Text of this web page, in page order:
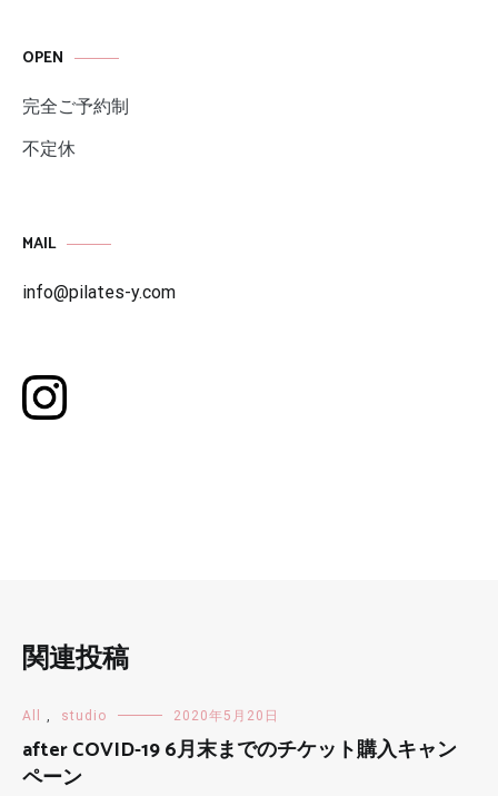
OPEN
完全ご予約制
不定休
MAIL
info@pilates-y.com
関連投稿
All , studio 2020年5月20日
after COVID-19 6月末までのチケット購入キャン
ペーン